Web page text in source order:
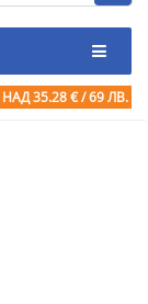
НАД 35.28 € / 69 ЛВ.